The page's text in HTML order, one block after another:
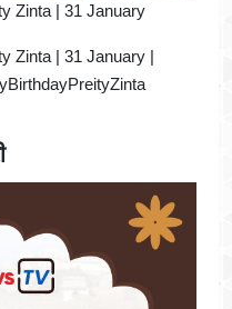
Zinta | 31 January
Zinta | 31 January |